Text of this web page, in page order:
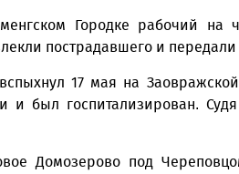
Городке рабочий на
пострадавшего и
17 мая на
и был госпитализирован.
Домозерово под